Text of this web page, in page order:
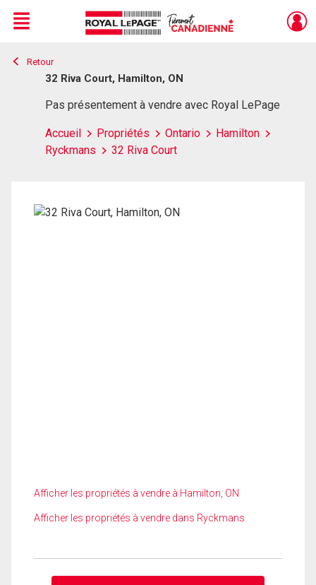
Live
En Direct
Menu
Retour
32 Riva Court, Hamilton, ON
Pas présentement à vendre avec Royal LePage
Accueil Propriétés Ontario
Hamilton
Ryckmans
32 Riva Court
Afficher les propriétés à vendre à Hamilton, ON
Afficher les propriétés à vendre dans Ryckmans